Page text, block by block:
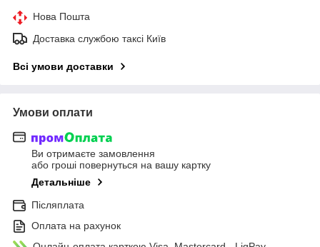
Нова Пошта
Доставка службою таксі Київ
Всі умови доставки
Умови оплати
Ви отримаєте замовлення
або гроші повернуться на вашу картку
Детальніше
Післяплата
Оплата на рахунок